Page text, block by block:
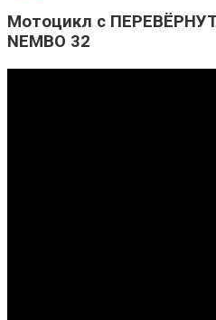
Мотоцикл с
NEMBO 32